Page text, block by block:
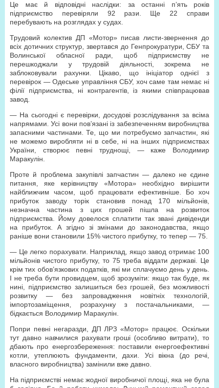
Це має й відповідні наслідки: за останні п’ять років
підприємство перевіряли 92 рази. Ще 22 справи
перебувають на розглядах у судах.
Трудовий колектив ДП «Мотор» писав листи-звернення до
всіх дотичних структур, звертався до Генпрокуратури, СБУ та
Волинської обласної ради, щоб підприємству не
перешкоджали у трудовій діяльності, зокрема не
заблоковували рахунки. Цікаво, що ініціатор однієї з
перевірок — Одеське управління СБУ, хоч саме там немає ні
філії підприємства, ні контрагентів, із якими співпрацював
завод.
— На сьогодні є перевірки, досудові розслідування за всіма
напрямами. Усі вони пов’язані із забезпеченням виробництва
запасними частинами. Те, що ми потребуємо запчастин, які
не можемо виробляти ні в себе, ні на інших підприємствах
України, створює певні труднощі, — каже Володимир
Маракулін.
Проте й проблема закупівлі запчастин — далеко не єдине
питання, яке керівництву «Мотора» необхідно вирішити
найближчим часом, щоб працювати ефективніше. Бо хоч
прибуток заводу торік становив понад 170 мільйонів,
незначна частина з цих грошей пішла на розвиток
підприємства. Йому довелося сплатити так звані дивіденди
на прибуток. А згідно зі змінами до законодавства, якщо
раніше вони становили 15% чистого прибутку, то тепер — 75.
— Це легко порахувати. Наприклад, якщо завод отримає 100
мільйонів чистого прибутку, то 75 треба віддати державі. Це
крім тих обов’язкових податків, які ми сплачуємо день у день.
І не треба бути провидцем, щоб зрозуміти: якщо так буде, як
нині, підприємство залишиться без грошей, без можливості
розвитку — без запровадження новітніх технологій,
імпортозаміщення, розрахунку з постачальниками, —
бідкається Володимир Маракулін.
Попри певні негаразди, ДП ЛРЗ «Мотор» працює. Оскільки
тут давно навчилися рахувати гроші (особливо витрати), то
дбають про енергозбереження: поставили енергоефективні
котли, утеплюють фундаменти, дахи. Усі вікна (до речі,
власного виробництва) замінили вже давно.
На підприємстві немає жодної виробничої площі, яка не була